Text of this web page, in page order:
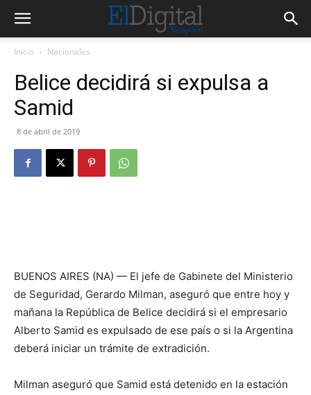
Inicio Nacionales
Belice decidirá si expulsa a
Samid
8 de abril de 2019
BUENOS AIRES (NA) — El jefe de Gabinete del Ministerio
de Seguridad, Gerardo Milman, aseguró que entre hoy y
mañana la República de Belice decidirá si el empresario
Alberto Samid es expulsado de ese país o si la Argentina
deberá iniciar un trámite de extradición.
Milman aseguró que Samid está detenido en la estación